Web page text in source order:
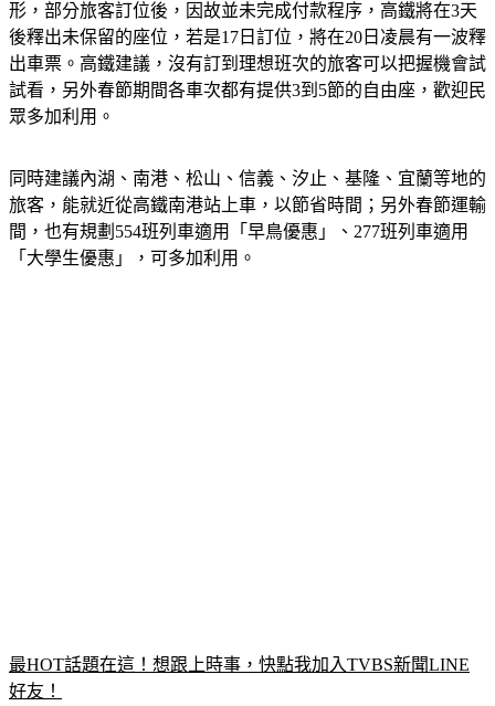
形， 部分旅客訂位後，因故並未完成付款程序，高鐵將在3天
後釋出未保留的座位，若是17日訂位，將在20日凌晨有一波釋
出車票。 高鐵建議，沒有訂到理想班次的旅客可以把握機會試
試看，另外春節期間各車次都有提供3到5節的自由座，歡迎民
眾多加利用。
同時建議內湖、南港、松山、信義、汐止、基隆、宜蘭等地的
旅客，能就近從高鐵南港站上車，以節省時間；另外春節運輸
間，也有規劃554班列車適用「早鳥優惠」、277班列車適用
「大學生優惠」，可多加利用。
最HOT話題在這！想跟上時事，快點我加入TVBS新聞LINE
好友！